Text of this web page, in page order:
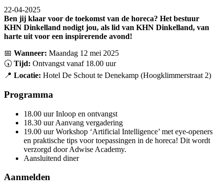
22-04-2025
Ben jij klaar voor de toekomst van de horeca? Het bestuur
KHN Dinkelland nodigt jou, als lid van KHN Dinkelland, van
harte uit voor een inspirerende avond!
📅 Wanneer: Maandag 12 mei 2025
🕠 Tijd: Ontvangst vanaf 18.00 uur
📍 Locatie: Hotel De Schout te Denekamp (Hoogklimmerstraat 2)
Programma
18.00 uur Inloop en ontvangst
18.30 uur Aanvang vergadering
19.00 uur Workshop ‘Artificial Intelligence’ met eye-openers
en praktische tips voor toepassingen in de horeca! Dit wordt
verzorgd door Adwise Academy.
Aansluitend diner
Aanmelden